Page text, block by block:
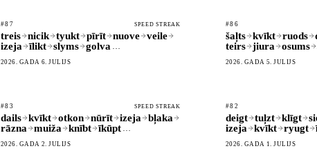
#87 SPEED STREAK
treis nicik tyukt pīrīt nuove
veile
izeja
īlikt slyms golva …
2026. GADA 6. JŪLIJS
#86
šaļts kvīkt ruods
teirs
jiura osums
2026. GADA 5. JŪLIJS
#83 SPEED STREAK
dails kvīkt otkon nūrīt izeja
bļaka
rāzna
muiža knībt īkūpt …
2026. GADA 2. JŪLIJS
#82
deigt tuļzt klīgt
izeja
kvīkt ryugt
2026. GADA 1. JŪLIJS